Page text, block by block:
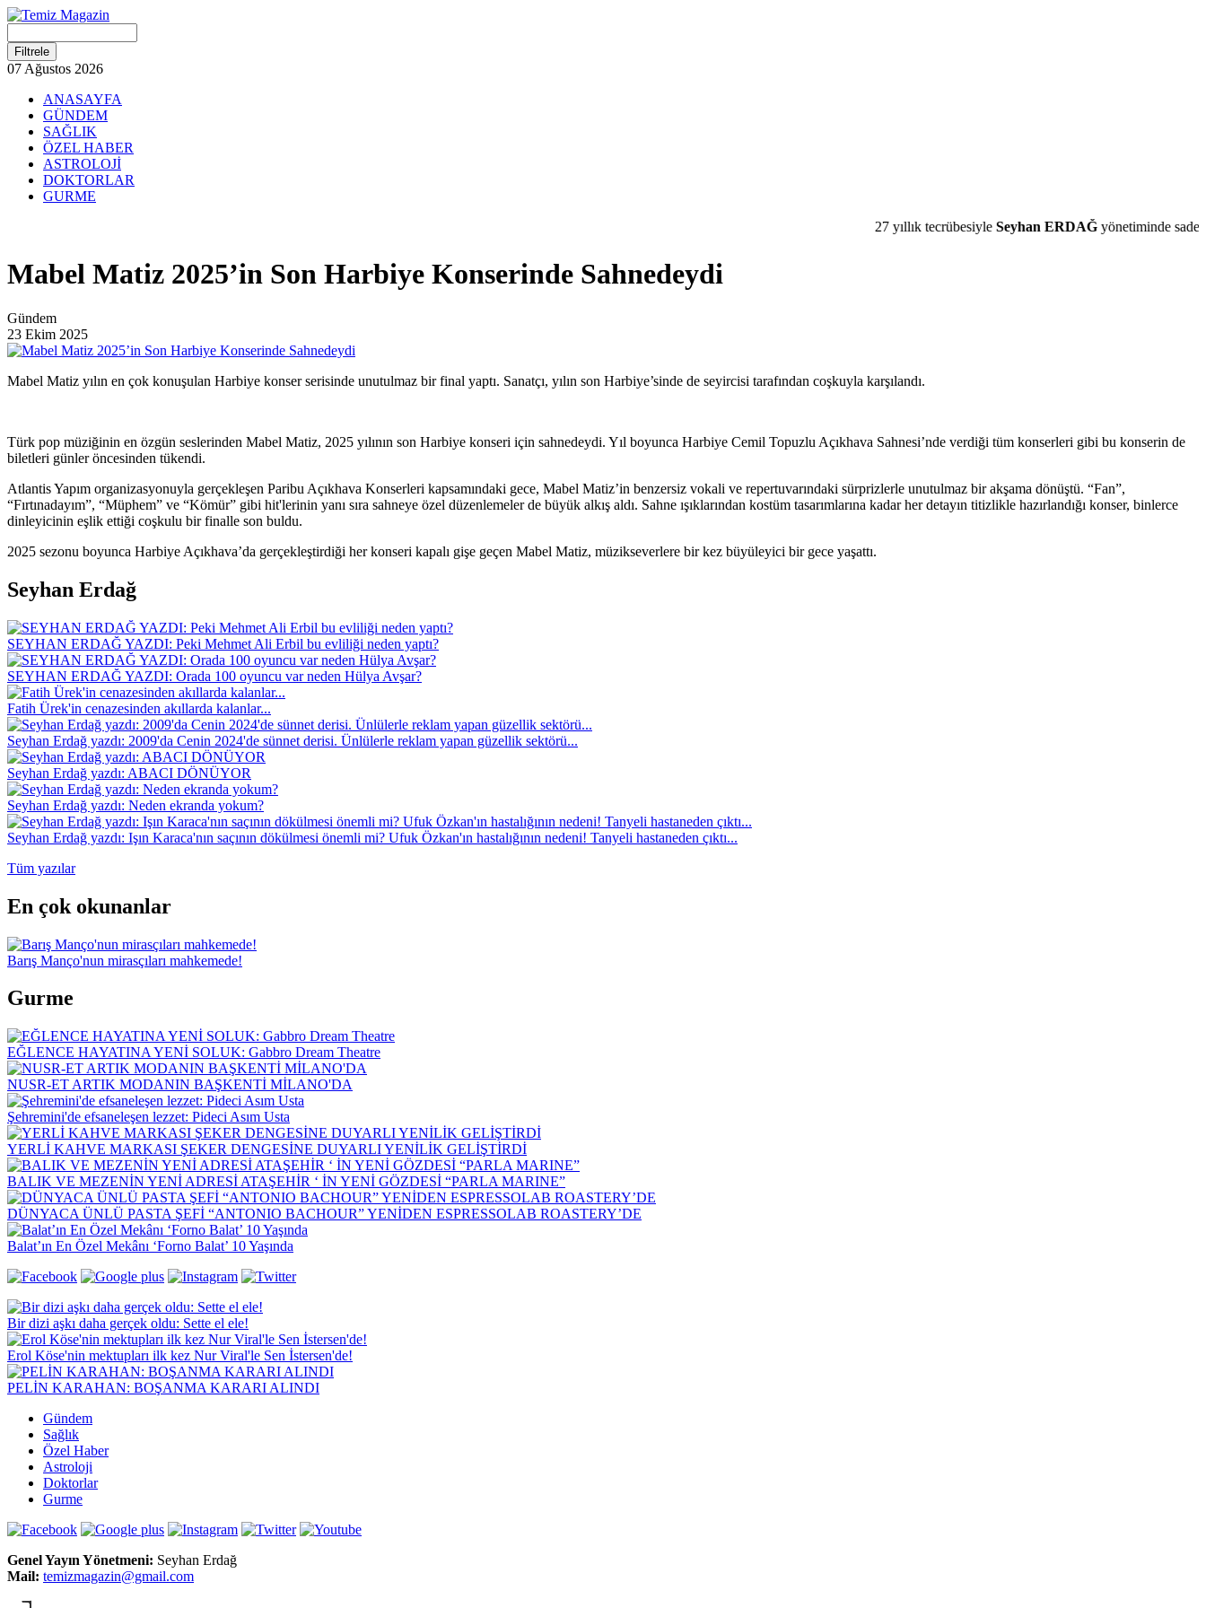
07 Ağustos 2026
ANASAYFA
GÜNDEM
SAĞLIK
ÖZEL HABER
ASTROLOJİ
DOKTORLAR
GURME
27 yıllık tecrübesiyleSeyhan ERDAĞyönetiminde sadece
Mabel Matiz 2025’in Son Harbiye Konserinde Sahnedeydi
Gündem
23 Ekim 2025
Mabel Matiz yılın en çok konuşulan Harbiye konser serisinde unutulmaz bir final yaptı. Sanatçı, yılın son Harbiye’sinde de seyircisi tarafından coşkuyla karşılandı.
Türk pop müziğinin en özgün seslerinden Mabel Matiz, 2025 yılının son Harbiye konseri için sahnedeydi. Yıl boyunca Harbiye Cemil Topuzlu Açıkhava Sahnesi’nde verdiği tüm konserleri gibi bu konserin de
biletleri günler öncesinden tükendi.
Atlantis Yapım organizasyonuyla gerçekleşen Paribu Açıkhava Konserleri kapsamındaki gece, Mabel Matiz’in benzersiz vokali ve repertuvarındaki sürprizlerle unutulmaz bir akşama dönüştü. “Fan”,
“Fırtınadayım”, “Müphem” ve “Kömür” gibi hit'lerinin yanı sıra sahneye özel düzenlemeler de büyük alkış aldı. Sahne ışıklarından kostüm tasarımlarına kadar her detayın titizlikle hazırlandığı konser, binlerce
dinleyicinin eşlik ettiği coşkulu bir finalle son buldu.
2025 sezonu boyunca Harbiye Açıkhava’da gerçekleştirdiği her konseri kapalı gişe geçen Mabel Matiz, müzikseverlere bir kez büyüleyici bir gece yaşattı.
Seyhan Erdağ
SEYHAN ERDAĞ YAZDI: Peki Mehmet Ali Erbil bu evliliği neden yaptı?
SEYHAN ERDAĞ YAZDI: Orada 100 oyuncu var neden Hülya Avşar?
Fatih Ürek'in cenazesinden akıllarda kalanlar...
Seyhan Erdağ yazdı: 2009'da Cenin 2024'de sünnet derisi. Ünlülerle reklam yapan güzellik sektörü...
Seyhan Erdağ yazdı: ABACI DÖNÜYOR
Seyhan Erdağ yazdı: Neden ekranda yokum?
Seyhan Erdağ yazdı: Işın Karaca'nın saçının dökülmesi önemli mi? Ufuk Özkan'ın hastalığının nedeni! Tanyeli hastaneden çıktı...
Tüm yazılar
En çok okunanlar
Barış Manço'nun mirasçıları mahkemede!
Gurme
EĞLENCE HAYATINA YENİ SOLUK: Gabbro Dream Theatre
NUSR-ET ARTIK MODANIN BAŞKENTİ MİLANO'DA
Şehremini'de efsaneleşen lezzet: Pideci Asım Usta
YERLİ KAHVE MARKASI ŞEKER DENGESİNE DUYARLI YENİLİK GELİŞTİRDİ
BALIK VE MEZENİN YENİ ADRESİ ATAŞEHİR ‘ İN YENİ GÖZDESİ “PARLA MARINE”
DÜNYACA ÜNLÜ PASTA ŞEFİ “ANTONIO BACHOUR” YENİDEN ESPRESSOLAB ROASTERY’DE
Balat’ın En Özel Mekânı ‘Forno Balat’ 10 Yaşında
Bir dizi aşkı daha gerçek oldu: Sette el ele!
Erol Köse'nin mektupları ilk kez Nur Viral'le Sen İstersen'de!
PELİN KARAHAN: BOŞANMA KARARI ALINDI
Gündem
Sağlık
Özel Haber
Astroloji
Doktorlar
Gurme
Genel Yayın Yönetmeni: Seyhan Erdağ
Mail: temizmagazin@gmail.com